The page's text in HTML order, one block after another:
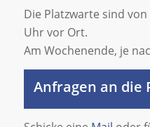
Die Platzwarte sind von
Uhr vor Ort.
Am Wochenende, je
Anfragen an die